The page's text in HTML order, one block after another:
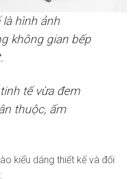
hình ảnh
không gian bếp
tế vừa đem
thuộc, ấm
kiểu dáng thiết kế và đối